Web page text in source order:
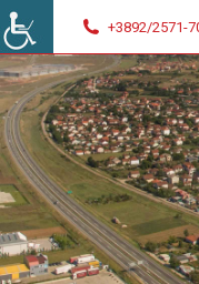
+3892/2571-